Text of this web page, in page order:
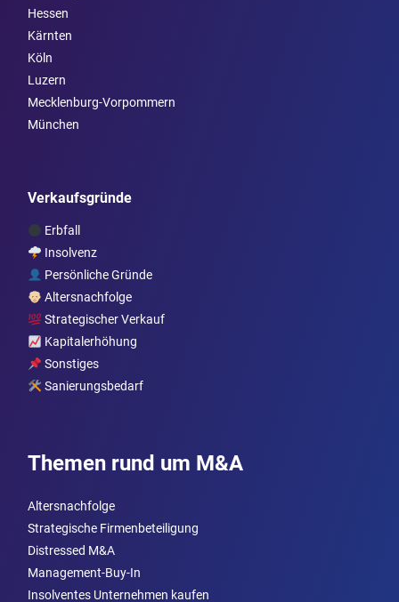
Hessen
Kärnten
Köln
Luzern
Mecklenburg-Vorpommern
München
Verkaufsgründe
Erbfall
Insolvenz
Persönliche Gründe
Altersnachfolge
Strategischer Verkauf
Kapitalerhöhung
Sonstiges
Sanierungsbedarf
Themen rund um M&A
Altersnachfolge
Strategische Firmenbeteiligung
Distressed M&A
Management-Buy-In
Insolventes Unternehmen kaufen